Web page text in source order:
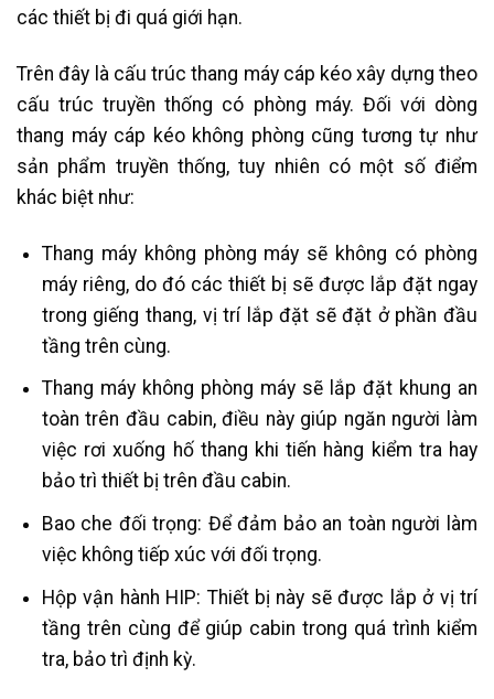
các thiết bị đi quá giới hạn.
Trên đây là cấu trúc thang máy cáp kéo xây dựng theo
cấu trúc truyền thống có phòng máy. Đối với dòng
thang máy cáp kéo không phòng cũng tương tự như
sản phẩm truyền thống, tuy nhiên có một số điểm
khác biệt như:
Thang máy không phòng máy sẽ không có phòng
máy riêng, do đó các thiết bị sẽ được lắp đặt ngay
trong giếng thang, vị trí lắp đặt sẽ đặt ở phần đầu
tầng trên cùng.
Thang máy không phòng máy sẽ lắp đặt khung an
toàn trên đầu cabin, điều này giúp ngăn người làm
việc rơi xuống hố thang khi tiến hàng kiểm tra hay
bảo trì thiết bị trên đầu cabin.
Bao che đối trọng: Để đảm bảo an toàn người làm
việc không tiếp xúc với đối trọng.
Hộp vận hành HIP: Thiết bị này sẽ được lắp ở vị trí
tầng trên cùng để giúp cabin trong quá trình kiểm
tra, bảo trì định kỳ.